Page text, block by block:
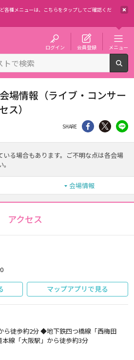
各種メニューは、
こちらをタップしてご確認くだ
ログイン 会員登録 メニュー
場情報（ライブ・コンサー
ス）
SHARE シェア Twitter
る場合もあります。ご不明な点は各会場
会場情報
アクセス
マップアプリで見る
徒歩約2分 ◆地下鉄四つ橋線「西梅田
線「大阪駅」から徒歩約3分